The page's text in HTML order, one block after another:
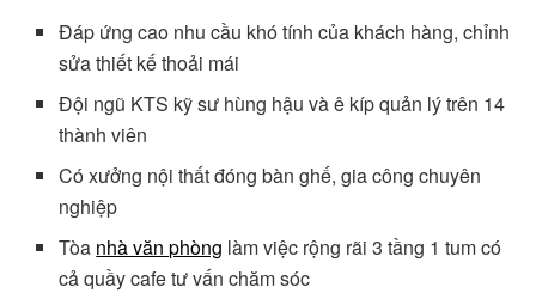
Đáp ứng cao nhu cầu khó tính của khách hàng, chỉnh
sửa thiết kế thoải mái
Đội ngũ KTS kỹ sư hùng hậu và ê kíp quản lý trên 14
thành viên
Có xưởng nội thất đóng bàn ghế, gia công chuyên
nghiệp
Tòa nhà văn phòng làm việc rộng rãi 3 tầng 1 tum có
cả quầy cafe tư vấn chăm sóc